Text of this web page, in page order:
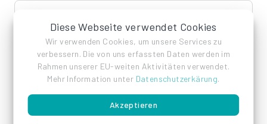
Diese Webseite verwendet Cookies
Wir verwenden Cookies, um unsere Services zu
verbessern. Die von uns erfassten Daten werden im
Rahmen unserer EU-weiten Aktivitäten verwendet.
Mehr Information unter Datenschutzerkärung.
Akzeptieren
language
ImpressumDatenschutzAGB